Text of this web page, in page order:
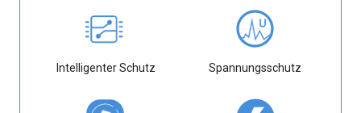
Intelligenter Schutz Spannungsschutz